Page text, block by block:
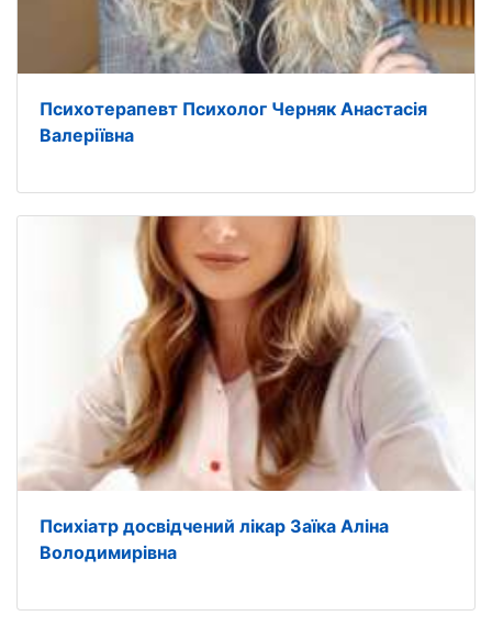
Психотерапевт Психолог Черняк Анастасія
Валеріївна
Психіатр досвідчений лікар Заїка Аліна
Володимирівна